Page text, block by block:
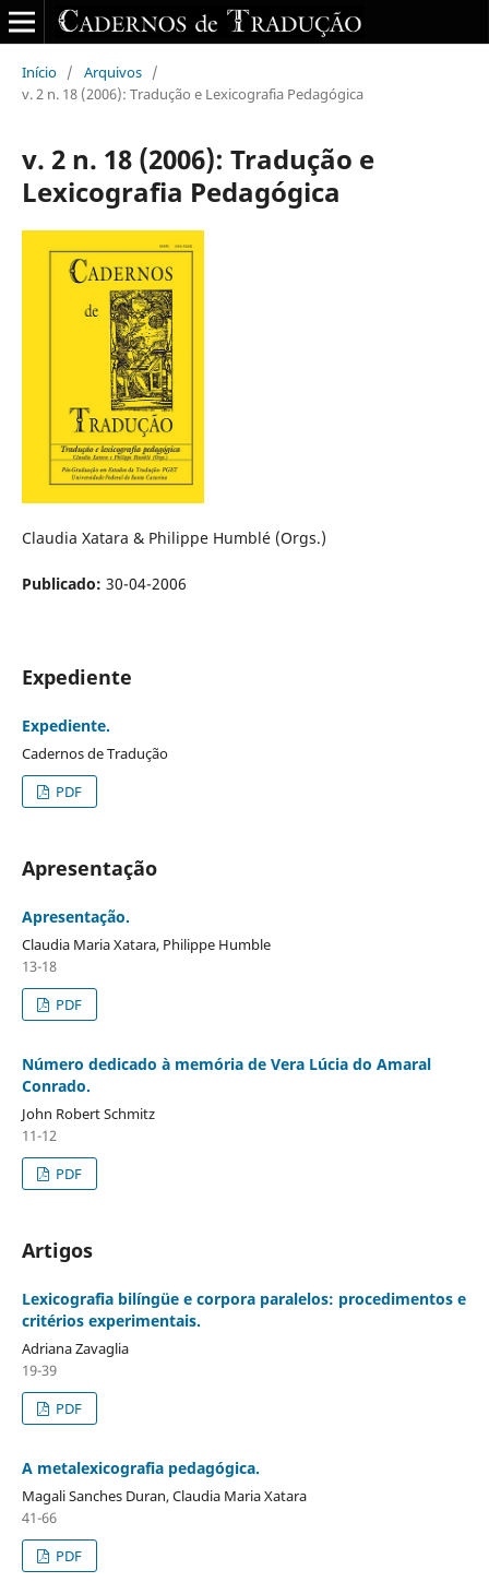
Início / Arquivos /
v. 2 n. 18 (2006): Tradução e Lexicografia Pedagógica
v. 2 n. 18 (2006): Tradução e
Lexicografia Pedagógica
Claudia Xatara & Philippe Humblé (Orgs.)
Publicado: 30-04-2006
Expediente
Expediente.
Cadernos de Tradução
PDF
Apresentação
Apresentação.
Claudia Maria Xatara, Philippe Humble
13-18
PDF
Número dedicado à memória de Vera Lúcia do Amaral
Conrado.
John Robert Schmitz
11-12
PDF
Artigos
Lexicografia bilíngüe e corpora paralelos: procedimentos e
critérios experimentais.
Adriana Zavaglia
19-39
PDF
A metalexicografia pedagógica.
Magali Sanches Duran, Claudia Maria Xatara
41-66
PDF